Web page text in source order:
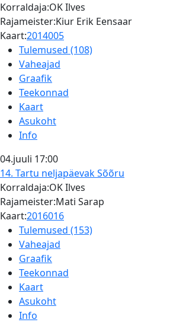
Korraldaja:OK Ilves
Rajameister:Kiur Erik Eensaar
Kaart:2014005
Tulemused (108)
Vaheajad
Graafik
Teekonnad
Kaart
Asukoht
Info
04.juuli 17:00
14. Tartu neljapäevakSõõru
Korraldaja:OK Ilves
Rajameister:Mati Sarap
Kaart:2016016
Tulemused (153)
Vaheajad
Graafik
Teekonnad
Kaart
Asukoht
Info